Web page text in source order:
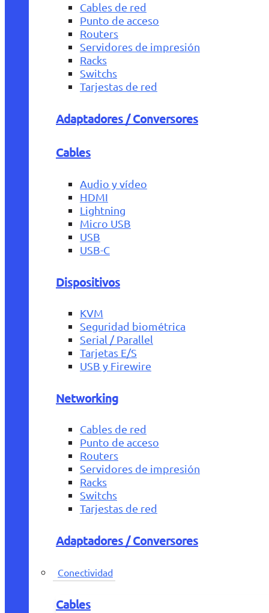
Cables de red
Punto de acceso
Routers
Servidores de impresión
Racks
Switchs
Tarjestas de red
Adaptadores / Conversores
Cables
Audio y vídeo
HDMI
Lightning
Micro USB
USB
USB-C
Dispositivos
KVM
Seguridad biométrica
Serial / Parallel
Tarjetas E/S
USB y Firewire
Networking
Cables de red
Punto de acceso
Routers
Servidores de impresión
Racks
Switchs
Tarjestas de red
Adaptadores / Conversores
Conectividad
Cables